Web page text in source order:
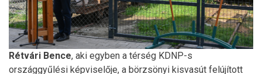
Rétvári Bence, aki egyben a térség KDNP-s
országgyűlési képviselője, a börzsönyi kisvasút felújított